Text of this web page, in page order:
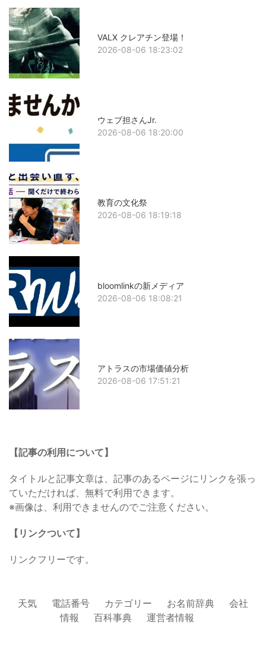
VALX クレアチン登場！
2026-08-06 18:23:02
ウェブ担さんJr.
2026-08-06 18:20:00
教育の文化祭
2026-08-06 18:19:18
bloomlinkの新メディア
2026-08-06 18:08:21
アトラスの市場価値分析
2026-08-06 17:51:21
【記事の利用について】
タイトルと記事文章は、記事のあるページにリンクを張っ
ていただければ、無料で利用できます。
※画像は、利用できませんのでご注意ください。
【リンクついて】
リンクフリーです。
天気 電話番号 カテゴリー お名前辞典
会社
情報
百科事典 運営者情報